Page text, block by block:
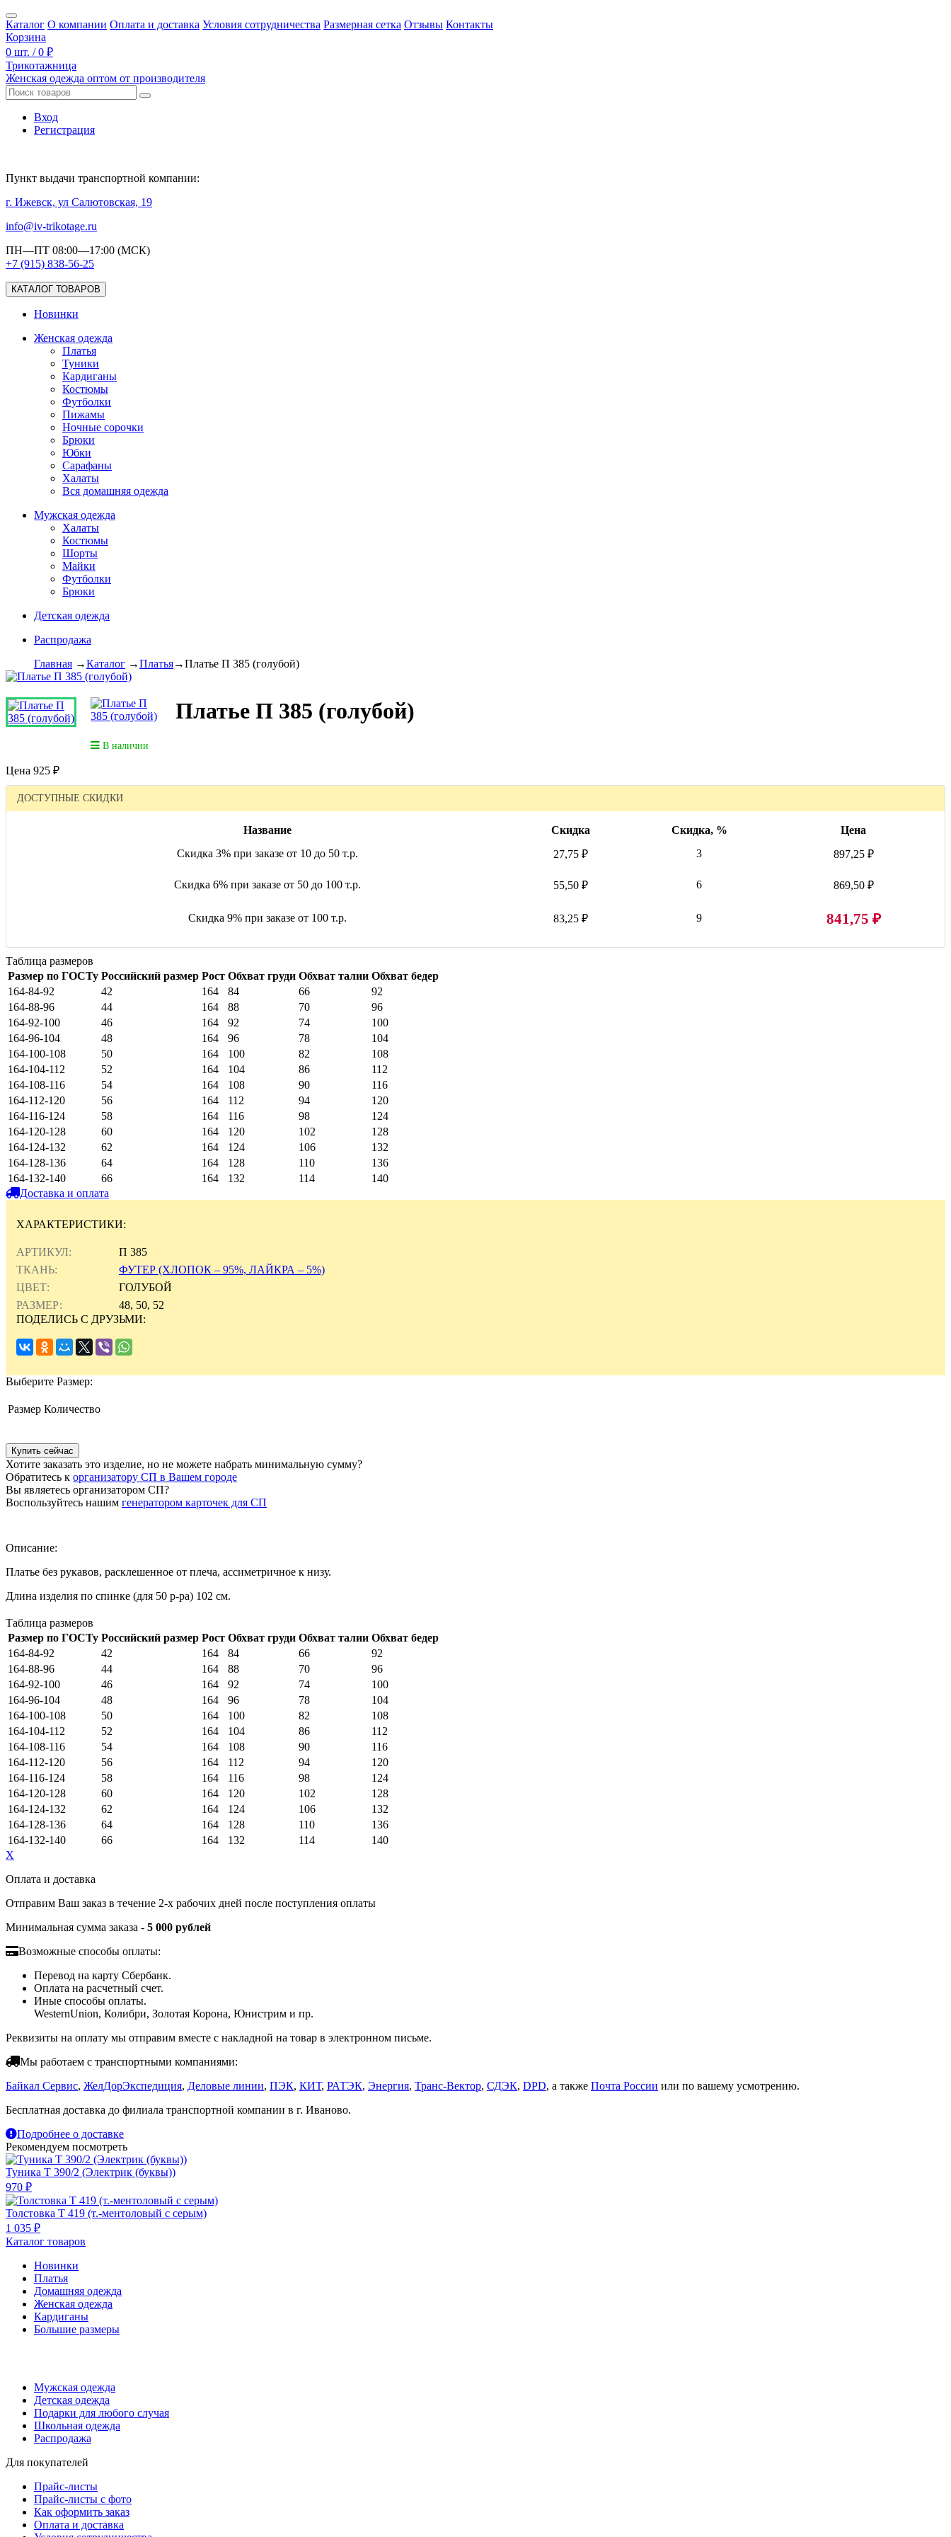
Каталог О компании Оплата и доставка Условия сотрудничества Размерная сетка Отзывы Контакты
Корзина
0 шт. / 0 ₽
Трикотажница
Женская одежда оптом от производителя
Вход
Регистрация
Пункт выдачи транспортной компании:
г. Ижевск, ул Салютовская, 19
info@iv-trikotage.ru
ПН—ПТ 08:00—17:00 (МСК)
+7 (915) 838-56-25
КАТАЛОГ ТОВАРОВ
Новинки
Женская одежда
Платья
Туники
Кардиганы
Костюмы
Футболки
Пижамы
Ночные сорочки
Брюки
Юбки
Сарафаны
Халаты
Вся домашняя одежда
Мужская одежда
Халаты
Костюмы
Шорты
Майки
Футболки
Брюки
Детская одежда
Распродажа
Главная →Каталог →Платья→Платье П 385 (голубой)
Платье П 385 (голубой)
В наличии
Цена 925 ₽
ДОСТУПНЫЕ СКИДКИ
Название Скидка Скидка, %
Цена
Скидка 3% при заказе от 10 до 50 т.р.
27,75 ₽ 3 897,25 ₽
Скидка 6% при заказе от 50 до 100 т.р. 55,50 ₽ 6 869,50 ₽
Скидка 9% при заказе от 100 т.р. 83,25 ₽ 9 841,75 ₽
Таблица размеров
Размер по ГОСТу Российский размер Рост Обхват груди Обхват талии Обхват бедер
164-84-92
42 164 84 66
92
164-88-96
44 164 88 70
96
164-92-100
46 164 92 74
100
164-96-104
48 164 96 78
104
164-100-108
50 164 100 82
108
164-104-112
52 164 104 86
112
164-108-116
54 164 108 90
116
164-112-120
56 164 112 94
120
164-116-124
58 164 116 98
124
164-120-128
60 164 120 102
128
164-124-132
62 164 124 106
132
164-128-136
64 164 128 110
136
164-132-140
66 164 132 114
140
Доставка и оплата
ХАРАКТЕРИСТИКИ:
АРТИКУЛ:
П 385
ТКАНЬ:
ФУТЕР (ХЛОПОК – 95%, ЛАЙКРА – 5%)
ЦВЕТ:
ГОЛУБОЙ
РАЗМЕР:
48, 50, 52
ПОДЕЛИСЬ С ДРУЗЬМИ:
Выберите Размер:
Размер Количество
Хотите заказать это изделие, но не можете набрать минимальную сумму?
Обратитесь к организатору СП в Вашем городе
Вы являетесь организатором СП?
Воспользуйтесь нашим генератором карточек для СП
Описание:
Платье без рукавов, расклешенное от плеча, ассиметричное к низу.
Длина изделия по спинке (для 50 р-ра) 102 см.
Таблица размеров
Размер по ГОСТу Российский размер Рост Обхват груди Обхват талии Обхват бедер
164-84-92
42 164 84 66
92
164-88-96
44 164 88 70
96
164-92-100
46 164 92 74
100
164-96-104
48 164 96 78
104
164-100-108
50 164 100 82
108
164-104-112
52 164 104 86
112
164-108-116
54 164 108 90
116
164-112-120
56 164 112 94
120
164-116-124
58 164 116 98
124
164-120-128
60 164 120 102
128
164-124-132
62 164 124 106
132
164-128-136
64 164 128 110
136
164-132-140
66 164 132 114
140
X
Оплата и доставка
Отправим Ваш заказ в течение 2-х рабочих дней после поступления оплаты
Минимальная сумма заказа - 5 000 рублей
Возможные способы оплаты:
Перевод на карту Сбербанк.
Оплата на расчетный счет.
Иные способы оплаты.
WesternUnion, Колибри, Золотая Корона, Юнистрим и пр.
Реквизиты на оплату мы отправим вместе с накладной на товар в электронном письме.
Мы работаем с транспортными компаниями:
Байкал Сервис, ЖелДорЭкспедиция, Деловые линии, ПЭК, КИТ, РАТЭК, Энергия, Транс-Вектор, СДЭК, DPD, а также Почта России или по вашему усмотрению.
Бесплатная доставка до филиала транспортной компании в г. Иваново.
Подробнее о доставке
Рекомендуем посмотреть
Туника Т 390/2 (Электрик (буквы))
970 ₽
Толстовка Т 419 (т.-ментоловый с серым)
1 035 ₽
Каталог товаров
Новинки
Платья
Домашняя одежда
Женская одежда
Кардиганы
Большие размеры
Мужская одежда
Детская одежда
Подарки для любого случая
Школьная одежда
Распродажа
Для покупателей
Прайс-листы
Прайс-листы с фото
Как оформить заказ
Оплата и доставка